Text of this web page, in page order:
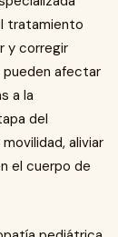
tratamiento
y corregir
pueden afectar
a la
del
aliviar
el cuerpo de